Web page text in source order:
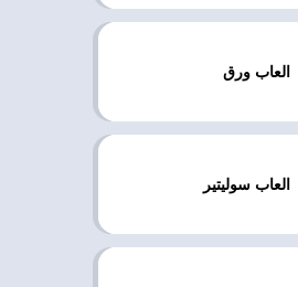
العاب ورق
العاب سوليتير